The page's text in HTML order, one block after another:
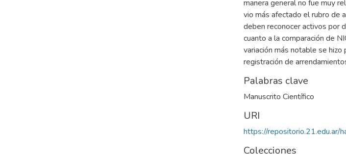
manera general no fue muy
vio más afectado el rubro de
deben reconocer activos por
cuanto a la comparación de
variación más notable se
registración de
Palabras clave
Manuscrito Científico
URI
https://repositorio.21.edu.ar/
Colecciones